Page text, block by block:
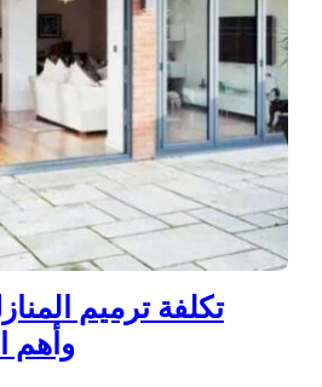
تكلفة ترميم
وأهم